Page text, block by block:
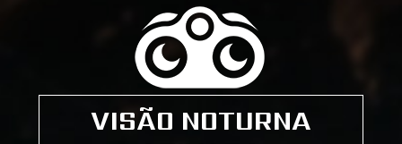
VISÃO NOTURNA